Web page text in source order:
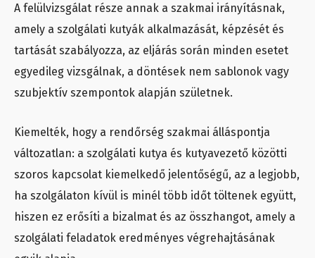
A felülvizsgálat része annak a szakmai irányításnak,
amely a szolgálati kutyák alkalmazását, képzését és
tartását szabályozza, az eljárás során minden esetet
egyedileg vizsgálnak, a döntések nem sablonok vagy
szubjektív szempontok alapján születnek.
Kiemelték, hogy a rendőrség szakmai álláspontja
változatlan: a szolgálati kutya és kutyavezető közötti
szoros kapcsolat kiemelkedő jelentőségű, az a legjobb,
ha szolgálaton kívül is minél több időt töltenek együtt,
hiszen ez erősíti a bizalmat és az összhangot, amely a
szolgálati feladatok eredményes végrehajtásának